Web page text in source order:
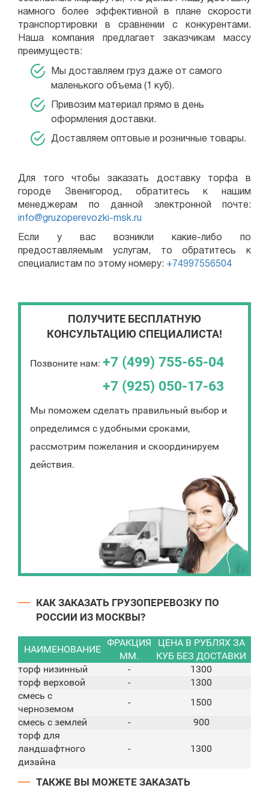
намного более эффективной в плане скорости
транспортировки в сравнении с конкурентами.
Наша компания предлагает заказчикам массу
преимуществ:
Мы доставляем груз даже от самого
маленького объема (1 куб).
Привозим материал прямо в день
оформления доставки.
Доставляем оптовые и розничные товары.
Для того чтобы заказать доставку торфа в
городе Звенигород, обратитесь к нашим
менеджерам по данной электронной почте:
info@gruzoperevozki-msk.ru
Если у вас возникли какие-либо по
предоставляемым услугам, то обратитесь к
специалистам по этому номеру: +74997556504
ПОЛУЧИТЕ БЕСПЛАТНУЮ
КОНСУЛЬТАЦИЮ СПЕЦИАЛИСТА!
Позвоните нам: +7 (499) 755-65-04
+7 (925) 050-17-63
Мы поможем сделать правильный выбор и
определимся с удобными сроками,
рассмотрим пожелания и скоординируем
действия.
КАК ЗАКАЗАТЬ ГРУЗОПЕРЕВОЗКУ ПО
РОССИИ ИЗ МОСКВЫ?
НАИМЕНОВАНИЕ
ФРАКЦИЯ
ММ.
ЦЕНА В РУБЛЯХ ЗА
КУБ БЕЗ ДОСТАВКИ
торф низинный
-
1300
торф верховой
-
1300
смесь с
черноземом
-
1500
смесь с землей
-
900
торф для
ландшафтного
дизайна
- 1300
ТАКЖЕ ВЫ МОЖЕТЕ ЗАКАЗАТЬ